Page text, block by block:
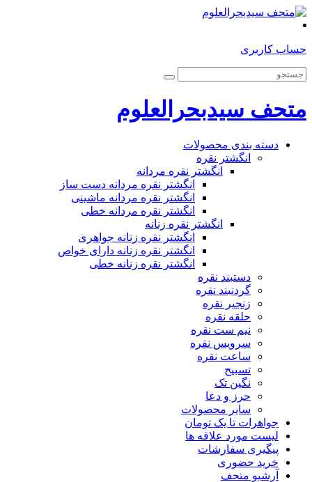
حساب کاربری
متحف سیدبحرالعلوم
دسته بندی محصولات
انگشتر نقره
انگشتر نقره مردانه
انگشتر نقره مردانه دست ساز
انگشتر نقره مردانه ماشینی
انگشتر نقره مردانه خطی
انگشتر نقره زنانه
انگشتر نقره زنانه جواهری
انگشتر نقره زنانه دارای خواص
انگشتر نقره زنانه خطی
دستبند نقره
گردنبند نقره
زنجیر نقره
حلقه نقره
نیم ست نقره
سرویس نقره
ساعت نقره
تسبیح
نگین تک
حرز و دعا
سایر محصولات
جواهرات تا یک تومان
لیست مورد علاقه ها
پیگیری سفارشات
خرید حضوری
آرشیو متحف